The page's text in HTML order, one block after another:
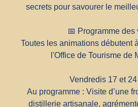
secrets pour savourer le
📅 Programme des
Toutes les animations débutent
l'Office de Tourisme de
Vendredis 17 et
Au programme : Visite d’une
distillerie artisanale,